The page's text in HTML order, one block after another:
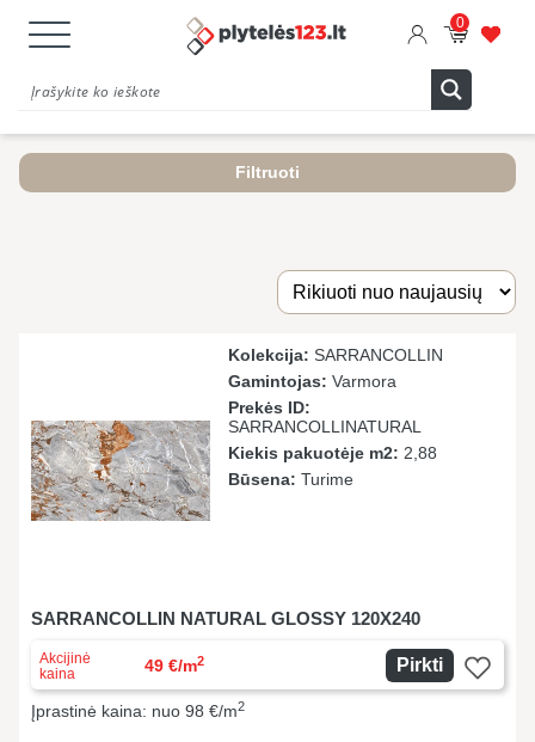
0
Filtruoti
Kolekcija: SARRANCOLLIN
Gamintojas: Varmora
Prekės ID:
SARRANCOLLINATURAL
Kiekis pakuotėje m2: 2,88
Būsena: Turime
SARRANCOLLIN NATURAL GLOSSY 120X240
Akcijinė
kaina
49 €/m2 Pirkti
Įprastinė kaina: nuo 98 €/m2